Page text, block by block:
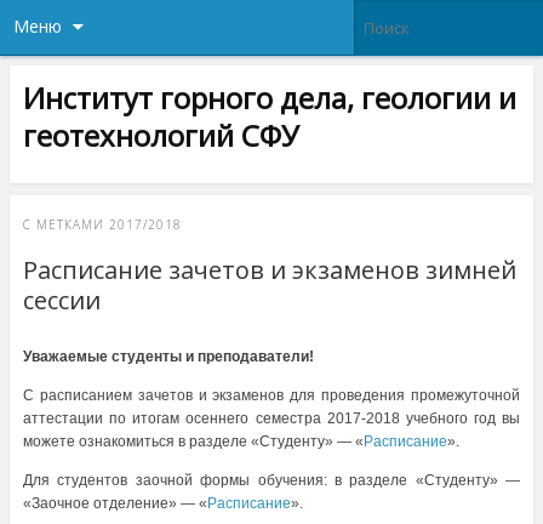
Меню
Институт горного дела, геологии и
геотехнологий СФУ
С МЕТКАМИ 2017/2018
Расписание зачетов и экзаменов зимней
сессии
Уважаемые студенты и преподаватели!
С расписанием зачетов и экзаменов для проведения промежуточной
аттестации по итогам осеннего семестра 2017-2018 учебного год вы
можете ознакомиться в разделе «Студенту» — « Расписание».
Для студентов заочной формы обучения: в разделе «Студенту» —
«Заочное отделение» — « Расписание».